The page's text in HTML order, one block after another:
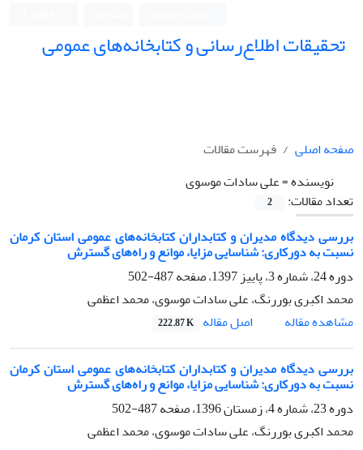
تحقیقات اطلاع‌رسانی و کتابخانه‌های عمومی
صفحه اصلی
فهرست مقالات
نویسنده =علی سادات موسوی
تعداد مقالات:
2
بررسی دیدگاه مدیران و کتابداران کتابخانه‌های عمومی استان کرمان
نسبت به دورکاری: شناسایی مزایا، موانع و راه‌های گسترش
دوره 24، شماره 3، پاییز 1397، صفحه
487-502
محمد اکبری بوررنگ، علی سادات موسوی، محمد اعظمی
مشاهده مقاله
اصل مقاله 222.87 K
بررسی دیدگاه مدیران و کتابداران کتابخانه‌های عمومی استان کرمان
نسبت به دورکاری: شناسایی مزایا، موانع و راه‌های گسترش
دوره 23، شماره 4، زمستان 1396، صفحه
487-502
محمد اکبری بوررنگ، علی سادات موسوی، محمد اعظمی